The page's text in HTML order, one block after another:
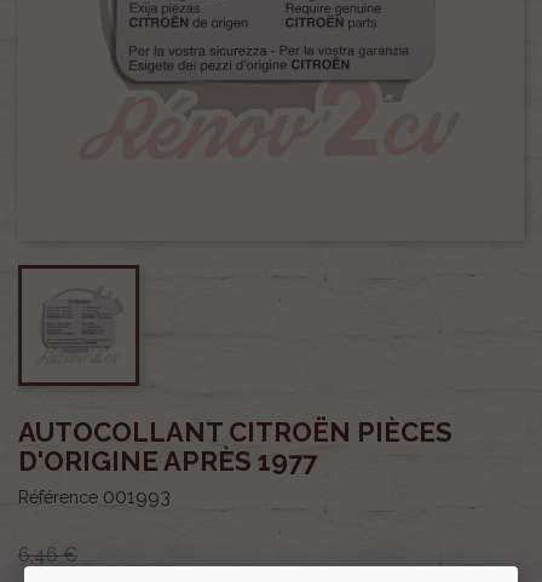
AUTOCOLLANT CITROËN PIÈCES
D'ORIGINE APRÈS 1977
Référence 001993
6,46 €